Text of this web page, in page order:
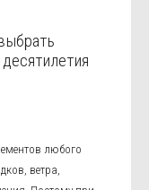
любого
ветра,